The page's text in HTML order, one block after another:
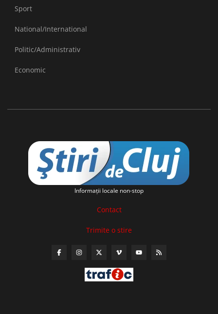
Sport
National/International
Politic/Administrativ
Economic
Informaţii locale non-stop
Contact
Trimite o stire